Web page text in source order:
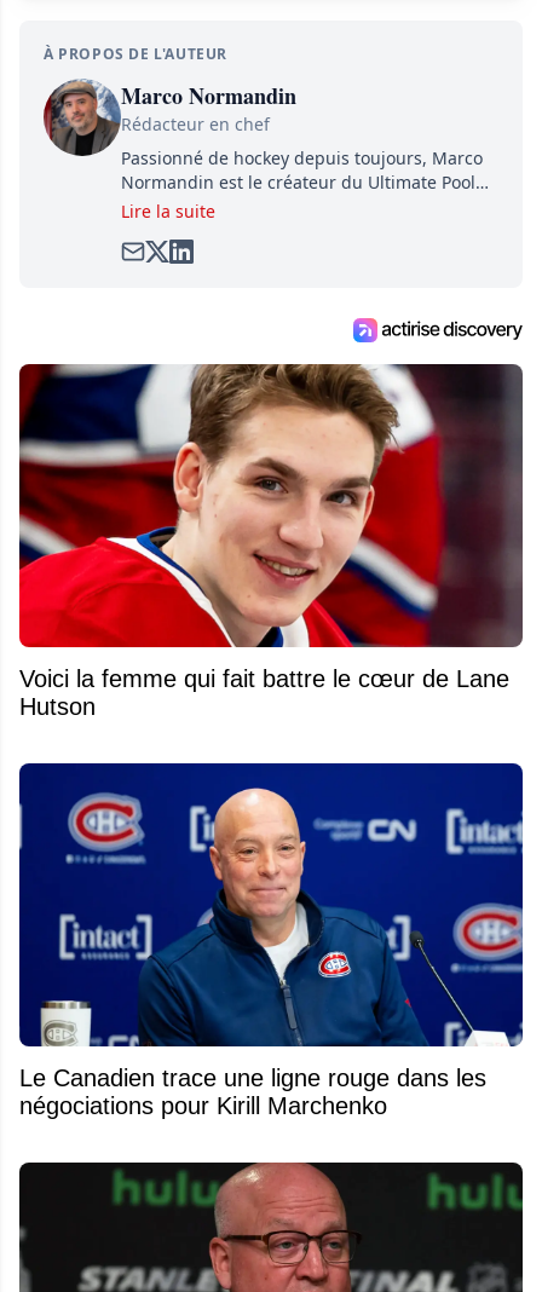
À PROPOS DE L'AUTEUR
Marco Normandin
Rédacteur en chef
Passionné de hockey depuis toujours, Marco
Normandin est le créateur du Ultimate Pool
Preview, une référence mondiale en guide de
satirique de hockey, Définitivement, Pierre.
entourant la LNH et en faire bénéficier les
Lire la suite
Voici la femme qui fait battre le cœur de Lane
Hutson
Le Canadien trace une ligne rouge dans les
négociations pour Kirill Marchenko